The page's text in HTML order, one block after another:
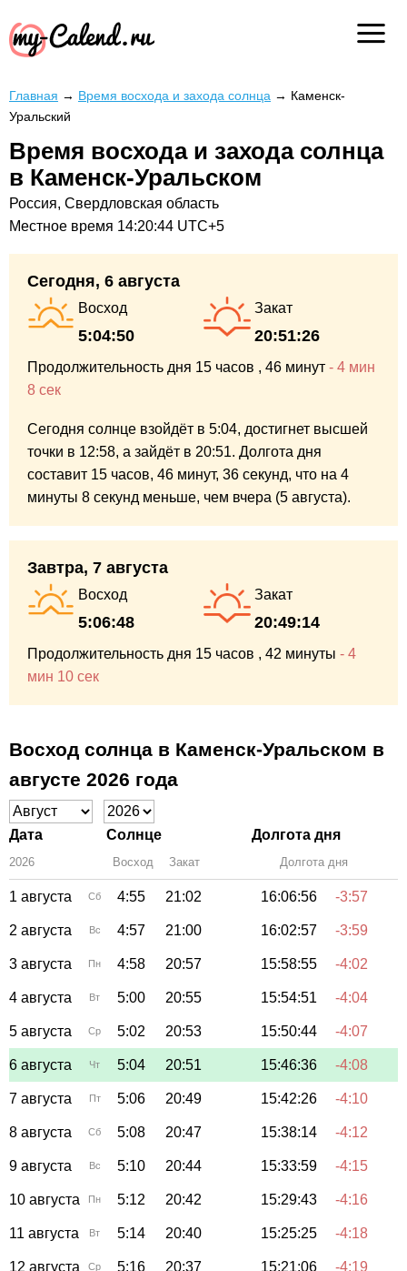
Главная → Время восхода и захода солнца → Каменск-
Уральский
Время восхода и захода солнца
в Каменск-Уральском
Россия, Свердловская область
Местное время 14:20:44 UTC+5
Сегодня, 6 августа
Восход
5:04:50
Закат
20:51:26
Продолжительность дня 15 часов , 46 минут - 4 мин
8 сек
Сегодня солнце взойдёт в 5:04, достигнет высшей
точки в 12:58, а зайдёт в 20:51. Долгота дня
составит 15 часов, 46 минут, 36 секунд, что на 4
минуты 8 секунд меньше, чем вчера (5 августа).
Завтра, 7 августа
Восход
5:06:48
Закат
20:49:14
Продолжительность дня 15 часов , 42 минуты - 4
мин 10 сек
Восход солнца в Каменск-Уральском в
августе 2026 года
Дата Солнце Долгота дня
2026 Восход Закат Долгота дня
1 августа Сб 4:55 21:02 16:06:56 -3:57
2 августа Вс 4:57 21:00 16:02:57 -3:59
3 августа Пн 4:58 20:57 15:58:55 -4:02
4 августа Вт 5:00 20:55 15:54:51 -4:04
5 августа Ср 5:02 20:53 15:50:44 -4:07
6 августа Чт 5:04 20:51 15:46:36 -4:08
7 августа Пт 5:06 20:49 15:42:26 -4:10
8 августа Сб 5:08 20:47 15:38:14 -4:12
9 августа Вс 5:10 20:44 15:33:59 -4:15
10 августа Пн 5:12 20:42 15:29:43 -4:16
11 августа Вт 5:14 20:40 15:25:25 -4:18
12 августа Ср 5:16 20:37 15:21:06 -4:19